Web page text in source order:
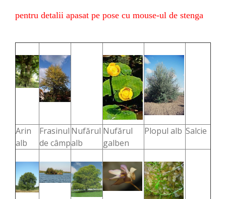
pentru detalii apasat pe pose cu mouse-ul de stenga
Arin
alb
Frasinul
de câmp
Nufărul
alb
Nufărul
galben
Plopul alb Salcie